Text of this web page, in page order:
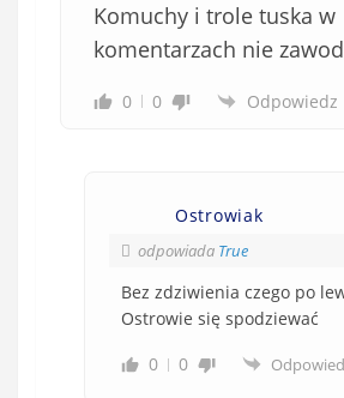
Komuchy i trole tuska w
komentarzach nie
0 0 Odpowiedz
Ostrowiak
odpowiada True
Bez zdziwienia czego po
Ostrowie się spodziewać
0
0